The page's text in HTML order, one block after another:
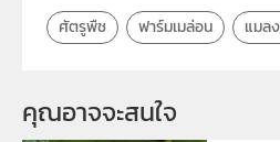
ศัตรูพืช ฟาร์มเมล่อน แมล
คุณอาจจะสนใจ